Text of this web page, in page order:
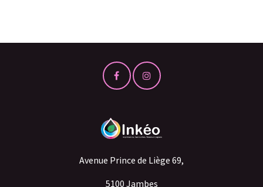
Avenue Prince de Liège 69,
5100 Jambes